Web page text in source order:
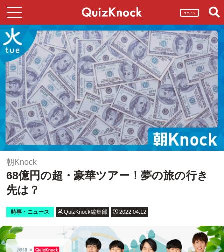
ログイン
朝Knock
68億円の超・豪華ツアー！夢の旅の行き
先は？
時事・ニュース QuizKnock編集部 2022.04.12